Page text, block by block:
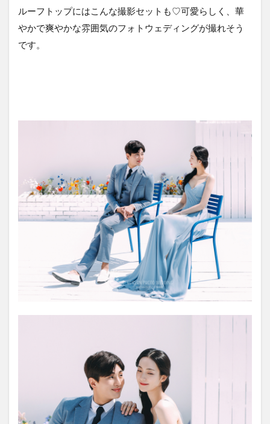
ルーフトップにはこんな撮影セットも♡可愛らしく、華
やかで爽やかな雰囲気のフォトウェディングが撮れそう
です。